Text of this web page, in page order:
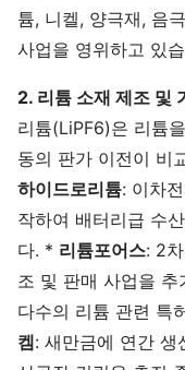
튬, 니켈, 양극재, 음
사업을 영위하고 있
2. 리튬 소재 제조 및
리튬(LiPF6)은 리튬
동의 판가 이전이 비
하이드로리튬: 이차
작하여 배터리급 수
다. * 리튬포어스: 2
조 및 판매 사업을
다수의 리튬 관련 특
켐: 새만금에 연간